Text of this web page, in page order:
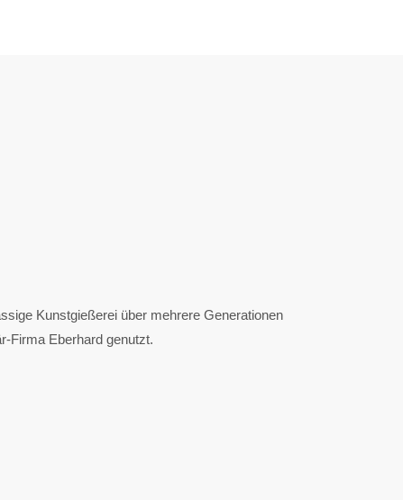
Kunstgießerei über mehrere Generationen
Firma Eberhard genutzt.